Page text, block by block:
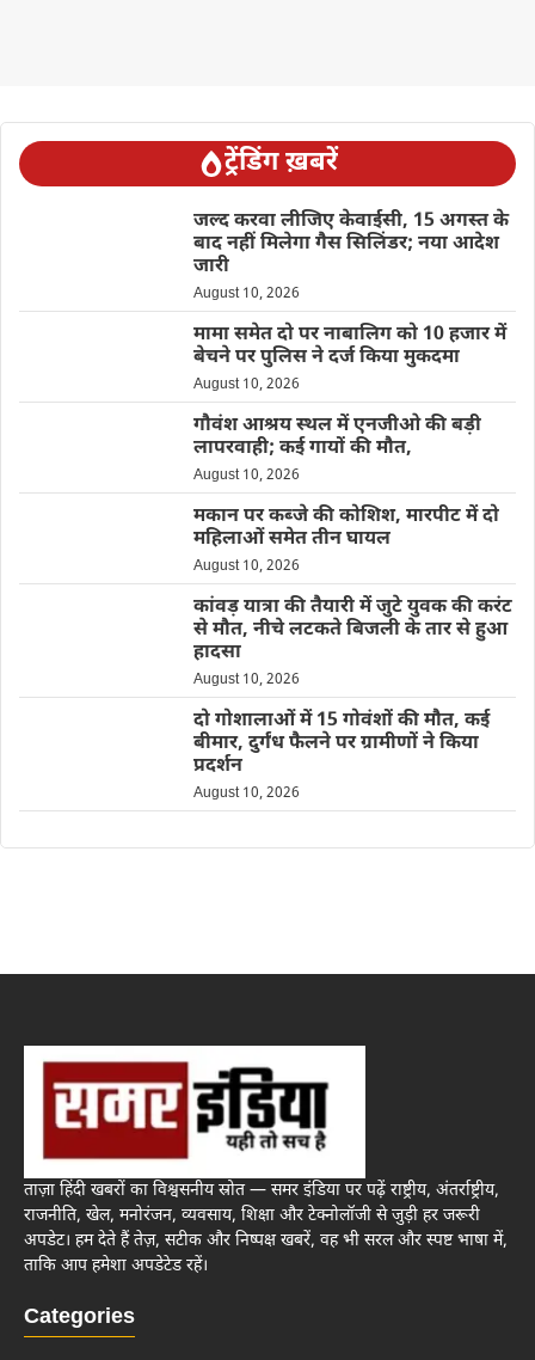
ट्रेंडिंग ख़बरें
जल्द करवा लीजिए केवाईसी, 15 अगस्त के
बाद नहीं मिलेगा गैस सिलिंडर; नया आदेश
जारी
August 10, 2026
मामा समेत दो पर नाबालिग को 10 हजार में
बेचने पर पुलिस ने दर्ज किया मुकदमा
August 10, 2026
गौवंश आश्रय स्थल में एनजीओ की बड़ी
लापरवाही; कई गायों की मौत,
August 10, 2026
मकान पर कब्जे की कोशिश, मारपीट में दो
महिलाओं समेत तीन घायल
August 10, 2026
कांवड़ यात्रा की तैयारी में जुटे युवक की करंट
से मौत, नीचे लटकते बिजली के तार से हुआ
हादसा
August 10, 2026
दो गोशालाओं में 15 गोवंशों की मौत, कई
बीमार, दुर्गंध फैलने पर ग्रामीणों ने किया
प्रदर्शन
August 10, 2026
ताज़ा हिंदी खबरों का विश्वसनीय स्रोत — समर इंडिया पर पढ़ें राष्ट्रीय, अंतर्राष्ट्रीय,
राजनीति, खेल, मनोरंजन, व्यवसाय, शिक्षा और टेक्नोलॉजी से जुड़ी हर जरूरी
अपडेट। हम देते हैं तेज़, सटीक और निष्पक्ष खबरें, वह भी सरल और स्पष्ट भाषा में,
ताकि आप हमेशा अपडेटेड रहें।
Categories